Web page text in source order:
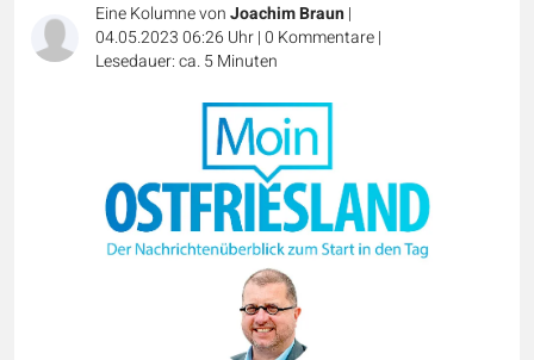
Eine Kolumne vonJoachim Braun|
04.05.2023 06:26 Uhr|0 Kommentare|
Lesedauer: ca. 5 Minuten